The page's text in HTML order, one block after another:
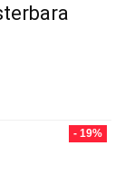
- 19%